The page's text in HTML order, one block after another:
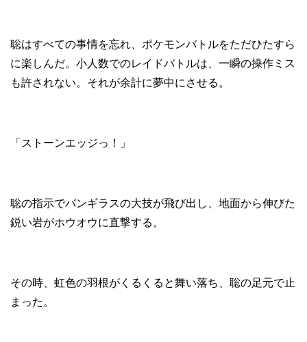
聡はすべての事情を忘れ、ポケモンバトルをただひたすら
に楽しんだ。小人数でのレイドバトルは、一瞬の操作ミス
も許されない。それが余計に夢中にさせる。
「ストーンエッジっ！」
聡の指示でバンギラスの大技が飛び出し、地面から伸びた
鋭い岩がホウオウに直撃する。
その時、虹色の羽根がくるくると舞い落ち、聡の足元で止
まった。